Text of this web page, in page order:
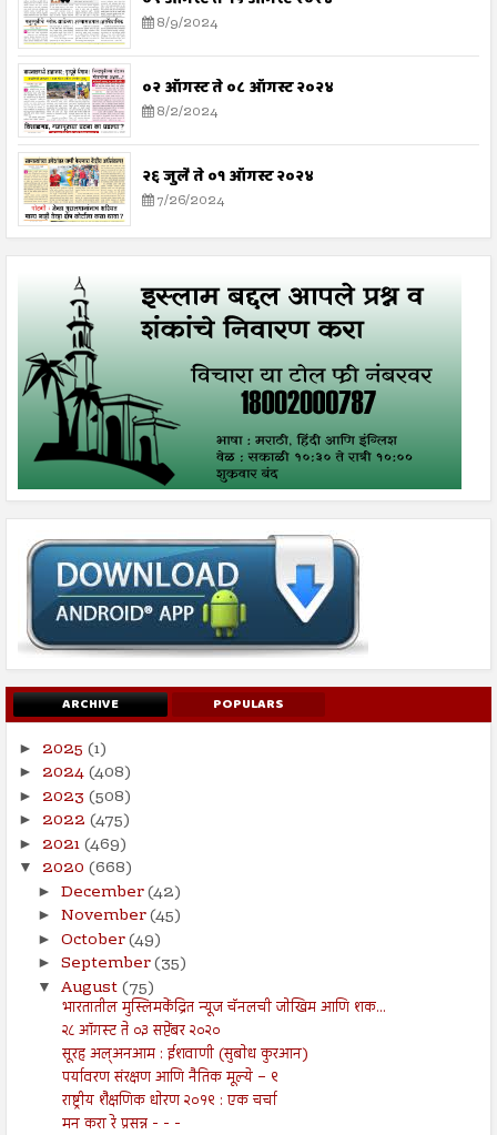
8/9/2024
०२ ऑगस्ट ते ०८ ऑगस्ट २०२४
8/2/2024
२६ जुलै ते ०१ ऑगस्ट २०२४
7/26/2024
ARCHIVE POPULARS
► 2025 (1)
► 2024(408)
► 2023 (508)
► 2022 (475)
► 2021(469)
▼ 2020 (668)
► December(42)
► November(45)
► October(49)
► September(35)
▼ August(75)
भारतातील मुस्लिमकेंद्रित न्यूज चॅनलची जोखिम आणि शक...
२८ ऑगस्ट ते ०३ सप्टेंबर २०२०
सूरह अल्अनआम : ईशवाणी (सुबोध कुरआन)
पर्यावरण संरक्षण आणि नैतिक मूल्ये – ९
राष्ट्रीय शैक्षणिक धोरण २०१९ : एक चर्चा
मन करा रे प्रसन्न - - -